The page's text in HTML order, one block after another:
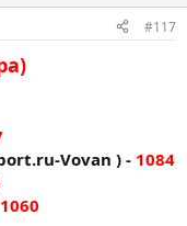
#117
Vovan ) - 1084
1060